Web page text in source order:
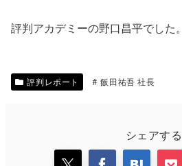
評判アカデミーの野口昌平でした。
評判レポート 飯田祐吾 社長
シェアする